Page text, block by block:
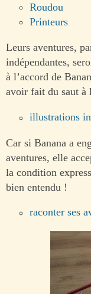
Roudou
Printeurs
Leurs aventures,
indépendantes,
à l’accord de
avoir fait du saut à
illustrations
Car si Banana a
aventures, elle
la condition
bien entendu !
raconter ses